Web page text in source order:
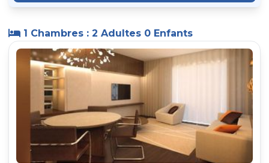
1 Chambres : 2 Adultes 0 Enfants